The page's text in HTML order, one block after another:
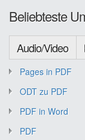
Beliebteste
Audio/Video
Pages in PDF
ODT zu PDF
PDF in Word
PDF